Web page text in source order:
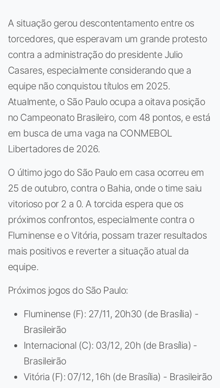
A situação gerou descontentamento entre os
torcedores, que esperavam um grande protesto
contra a administração do presidente Julio
Casares, especialmente considerando que a
equipe não conquistou títulos em 2025.
Atualmente, o São Paulo ocupa a oitava posição
no Campeonato Brasileiro, com 48 pontos, e está
em busca de uma vaga na CONMEBOL
Libertadores de 2026.
O último jogo do São Paulo em casa ocorreu em
25 de outubro, contra o Bahia, onde o time saiu
vitorioso por 2 a 0. A torcida espera que os
próximos confrontos, especialmente contra o
Fluminense e o Vitória, possam trazer resultados
mais positivos e reverter a situação atual da
equipe.
Próximos jogos do São Paulo:
Fluminense (F): 27/11, 20h30 (de Brasília) -
Brasileirão
Internacional (C): 03/12, 20h (de Brasília) -
Brasileirão
Vitória (F): 07/12, 16h (de Brasília) - Brasileirão